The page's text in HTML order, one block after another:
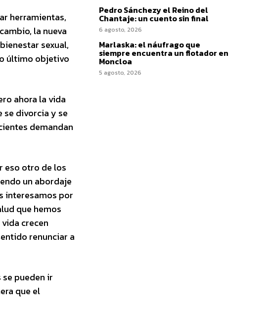
herramientas,
la nueva
sexual,
último objetivo
ahora la vida
se divorcia y se
demandan
eso otro de los
un abordaje
interesamos por
que hemos
crecen
renunciar a
pueden ir
que el
Pedro Sánchezy el Reino del
Chantaje: un cuento sin final
6 agosto, 2026
Marlaska: el náufrago que
siempre encuentra un flotador en
Moncloa
5 agosto, 2026